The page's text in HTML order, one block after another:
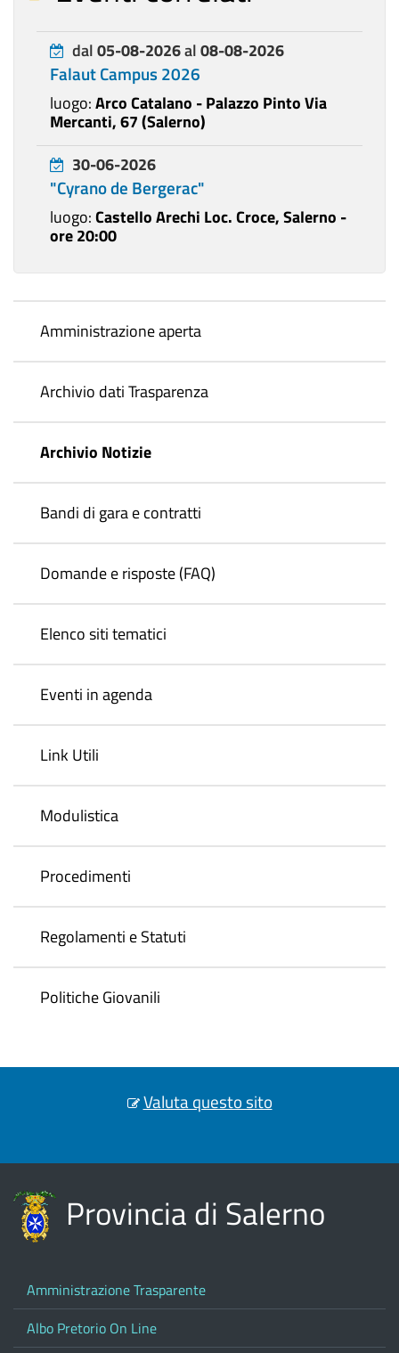
dal05-08-2026al08-08-2026
Falaut Campus 2026
luogo:Arco Catalano - Palazzo Pinto Via
Mercanti, 67 (Salerno)
30-06-2026
"Cyrano de Bergerac"
luogo:Castello Arechi Loc. Croce, Salerno -
ore 20:00
Amministrazione aperta
Archivio dati Trasparenza
Archivio Notizie
Bandi di gara e contratti
Domande e risposte (FAQ)
Elenco siti tematici
Eventi in agenda
Link Utili
Modulistica
Procedimenti
Regolamenti e Statuti
Politiche Giovanili
Valuta questo sito
Provincia di Salerno
Amministrazione Trasparente
Albo Pretorio On Line